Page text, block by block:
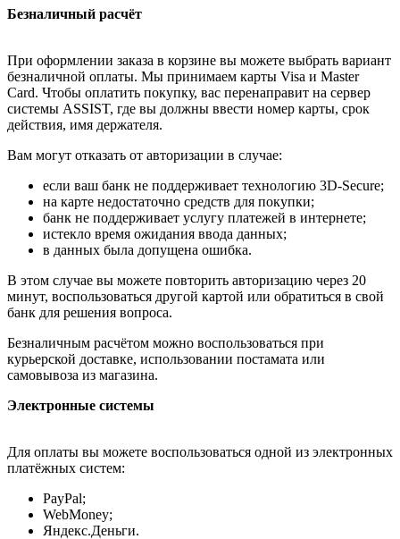
Безналичный расчёт
При оформлении заказа в корзине вы можете выбрать вариант
безналичной оплаты. Мы принимаем карты Visa и Master
Card. Чтобы оплатить покупку, вас перенаправит на сервер
системы ASSIST, где вы должны ввести номер карты, срок
действия, имя держателя.
Вам могут отказать от авторизации в случае:
если ваш банк не поддерживает технологию 3D-Secure;
на карте недостаточно средств для покупки;
банк не поддерживает услугу платежей в интернете;
истекло время ожидания ввода данных;
в данных была допущена ошибка.
В этом случае вы можете повторить авторизацию через 20
минут, воспользоваться другой картой или обратиться в свой
банк для решения вопроса.
Безналичным расчётом можно воспользоваться при
курьерской доставке, использовании постамата или
самовывоза из магазина.
Электронные системы
Для оплаты вы можете воспользоваться одной из электронных
платёжных систем:
PayPal;
WebMoney;
Яндекс.Деньги.